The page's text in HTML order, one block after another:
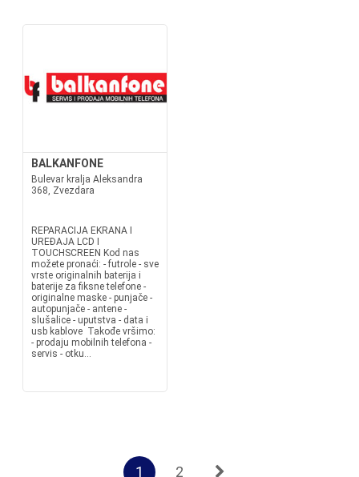
BALKANFONE
Bulevar kralja Aleksandra
368, Zvezdara
REPARACIJA EKRANA I
UREĐAJA LCD I
TOUCHSCREEN Kod nas
možete pronaći: - futrole - sve
vrste originalnih baterija i
baterije za fiksne telefone -
originalne maske - punjače -
autopunjače - antene -
slušalice - uputstva - data i
usb kablove Takođe vršimo:
- prodaju mobilnih telefona -
servis - otku...
1 2